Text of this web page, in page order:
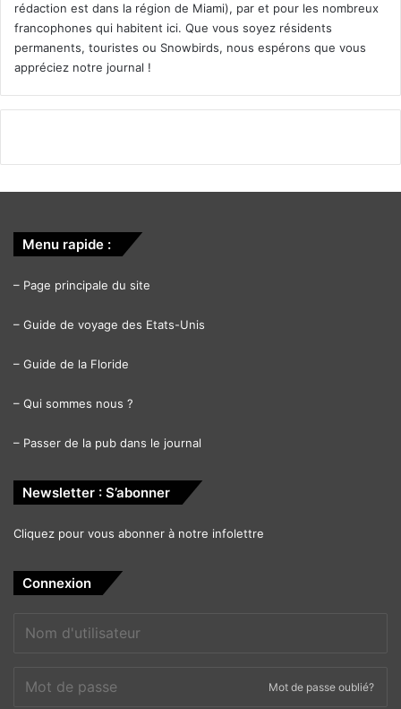
rédaction est dans la région de Miami), par et pour les nombreux
francophones qui habitent ici. Que vous soyez résidents
permanents, touristes ou Snowbirds, nous espérons que vous
appréciez notre journal !
Menu rapide :
– Page principale du site
– Guide de voyage des Etats-Unis
– Guide de la Floride
– Qui sommes nous ?
– Passer de la pub dans le journal
Newsletter : S’abonner
Cliquez pour vous abonner à notre infolettre
Connexion
Mot de passe oublié?